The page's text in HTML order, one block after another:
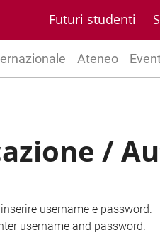
Futuri studenti
Ateneo
/
username e password.
username and password.